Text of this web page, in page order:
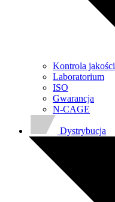
Kontrola jakości
Laboratorium
ISO
Gwarancja
N-CAGE
Dystrybucja